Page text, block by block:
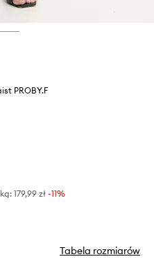
PROBY.F
179,99 zł -11%
Tabela rozmiarów